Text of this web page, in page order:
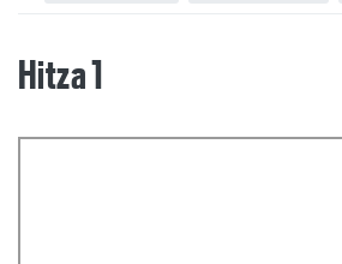
Hitza 1